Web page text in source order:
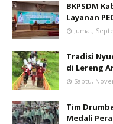
BKPSDM
Layanan
Jumat,
Tradisi
di Lereng
Sabtu,
Tim
Medali